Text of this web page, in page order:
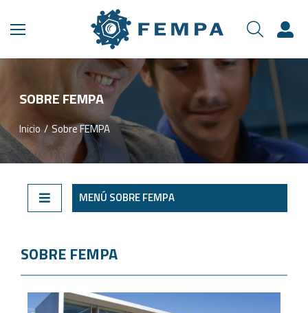
SOBRE FEMPA
Estás aquí:
Inicio Sobre FEMPA
MENÚ SOBRE FEMPA
SOBRE FEMPA